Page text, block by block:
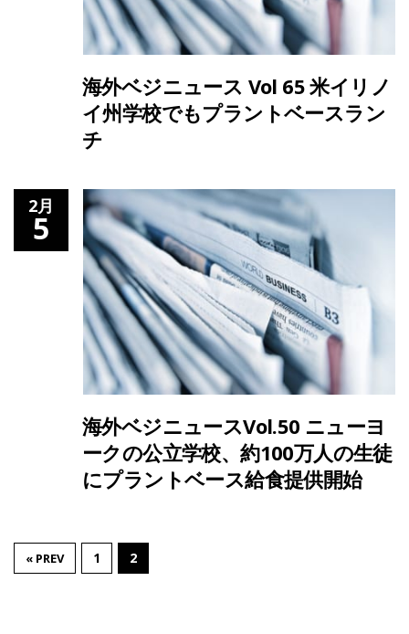
海外ベジニュース Vol 65 米イリノ
イ州学校でもプラントベースラン
チ
2月
5
海外ベジニュースVol.50 ニューヨ
ークの公立学校、約100万人の生徒
にプラントベース給食提供開始
« PREV 1 2